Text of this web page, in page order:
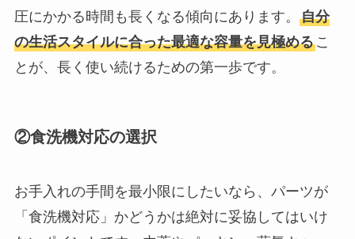
圧にかかる時間も長くなる傾向にあります。 自分
の生活スタイルに合った最適な容量を見極めるこ
とが、長く使い続けるための第一歩です。
②食洗機対応の選択
お手入れの手間を最小限にしたいなら、パーツが
「食洗機対応」かどうかは絶対に妥協してはいけ